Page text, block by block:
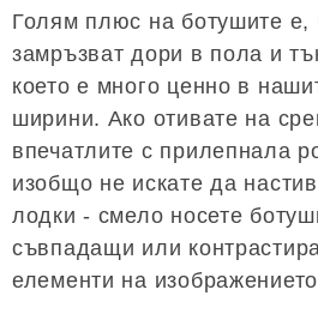
Голям плюс на ботушите е,
замръзват дори в пола и
което е много ценно в
ширини. Ако отивате на
впечатлите с прилепнала
изобщо не искате да
лодки - смело носете
съвпадащи или
елементи на